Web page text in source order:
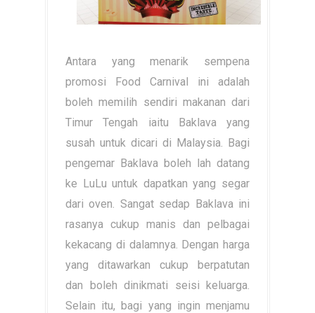
Antara yang menarik sempena
promosi Food Carnival ini adalah
boleh memilih sendiri makanan dari
Timur Tengah iaitu Baklava yang
susah untuk dicari di Malaysia. Bagi
pengemar Baklava boleh lah datang
ke LuLu untuk dapatkan yang segar
dari oven. Sangat sedap Baklava ini
rasanya cukup manis dan pelbagai
kekacang di dalamnya. Dengan harga
yang ditawarkan cukup berpatutan
dan boleh dinikmati seisi keluarga.
Selain itu, bagi yang ingin menjamu